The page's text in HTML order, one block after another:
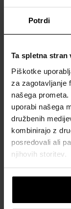
Potrdi
Ta spletna stran
Piškotke
za zagotavljanje
našega
uporabi našega
družbenih
kombinirajo z
posredovali ali
njihovih storitev.
brošure
tehnična